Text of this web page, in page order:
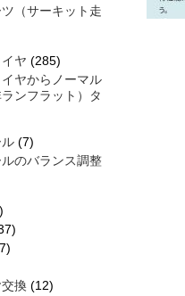
（サーキット走
ヤ (285)
ヤからノーマル
ンフラット）タ
(7)
のバランス調整
換 (12)